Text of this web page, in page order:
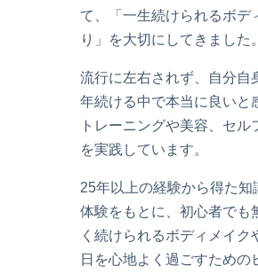
て、「一生続けられるボデ
り」を大切にしてきました。
流行に左右されず、自分自
年続ける中で本当に良いと
トレーニングや美容、セル
を実践しています。
25年以上の経験から得た知
体験をもとに、初心者でも
く続けられるボディメイク
日を心地よく過ごすための